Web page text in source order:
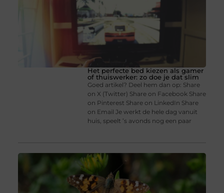
Het perfecte bed kiezen als gamer
of thuiswerker: zo doe je dat slim
Goed artikel? Deel hem dan op: Share
on X (Twitter) Share on Facebook Share
on Pinterest Share on LinkedIn Share
on Email Je werkt de hele dag vanuit
huis, speelt ’s avonds nog een paar